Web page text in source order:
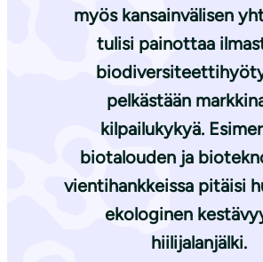
myös kansainvälisen
tulisi painottaa
pelkästään
kilpailukykyä.
biotalouden ja
vientihankkeissa pitäisi
ekologinen
hiilijalanjälki.